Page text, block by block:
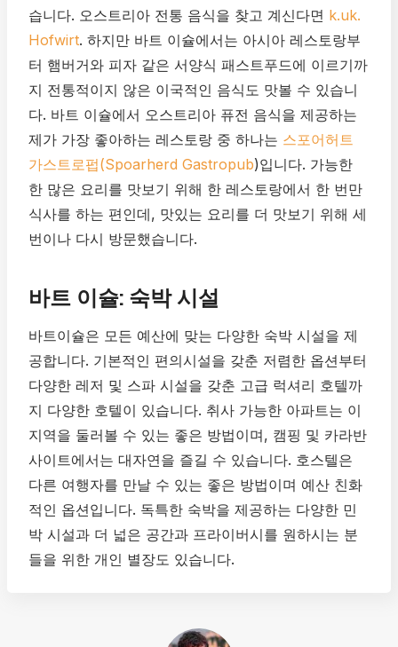
습니다. 오스트리아 전통 음식을 찾고 계신다면 k.uk.
Hofwirt. 하지만 바트 이슐에서는 아시아 레스토랑부
터 햄버거와 피자 같은 서양식 패스트푸드에 이르기까
지 전통적이지 않은 이국적인 음식도 맛볼 수 있습니
다. 바트 이슐에서 오스트리아 퓨전 음식을 제공하는
제가 가장 좋아하는 레스토랑 중 하나는 스포어허트
가스트로펍(Spoarherd Gastropub)입니다. 가능한
한 많은 요리를 맛보기 위해 한 레스토랑에서 한 번만
식사를 하는 편인데, 맛있는 요리를 더 맛보기 위해 세
번이나 다시 방문했습니다.
바트 이슐: 숙박 시설
바트이슐은 모든 예산에 맞는 다양한 숙박 시설을 제
공합니다. 기본적인 편의시설을 갖춘 저렴한 옵션부터
다양한 레저 및 스파 시설을 갖춘 고급 럭셔리 호텔까
지 다양한 호텔이 있습니다. 취사 가능한 아파트는 이
지역을 둘러볼 수 있는 좋은 방법이며, 캠핑 및 카라반
사이트에서는 대자연을 즐길 수 있습니다. 호스텔은
다른 여행자를 만날 수 있는 좋은 방법이며 예산 친화
적인 옵션입니다. 독특한 숙박을 제공하는 다양한 민
박 시설과 더 넓은 공간과 프라이버시를 원하시는 분
들을 위한 개인 별장도 있습니다.